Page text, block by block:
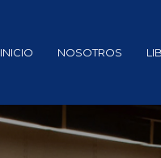
INICIO NOSOTROS